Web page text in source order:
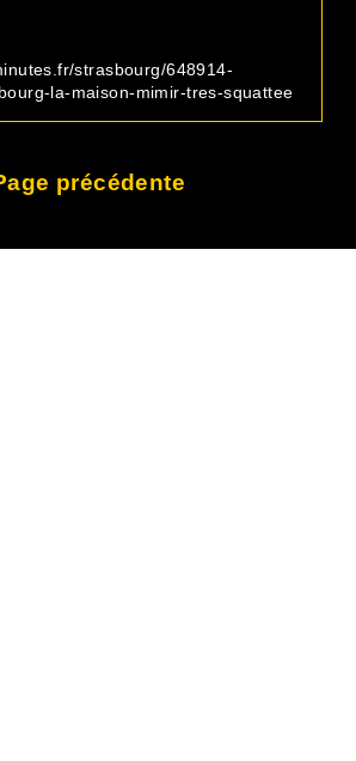
strasbourg/648914-
la-maison-mimir-tres-squattee
précédente